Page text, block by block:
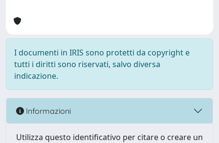
I documenti in IRIS sono protetti da copyright e
tutti i diritti sono riservati, salvo diversa
indicazione.
Informazioni
Utilizza questo identificativo per citare o creare un